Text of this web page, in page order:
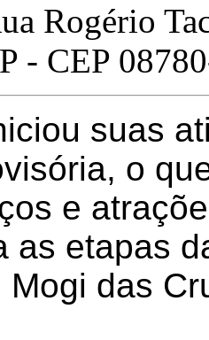
Rogério
- CEP
suas
o
e
as etapas
Mogi das